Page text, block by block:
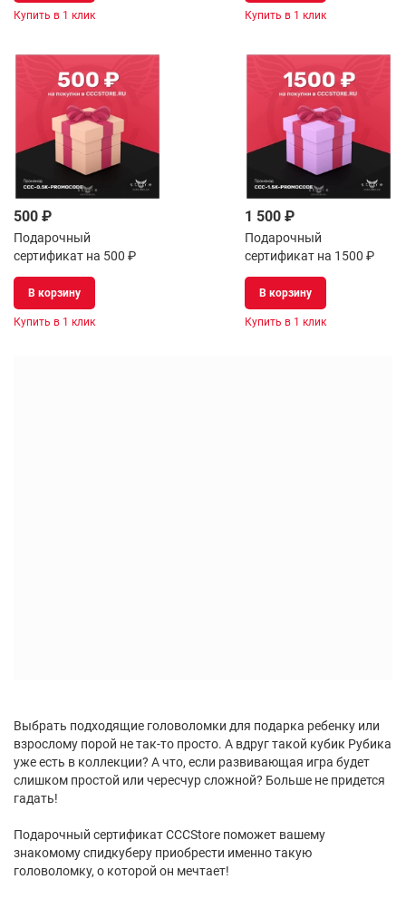
Купить в 1 клик Купить в 1 клик
500 ₽
Подарочный
сертификат на 500 ₽
В корзину
Купить в 1 клик
1 500 ₽
Подарочный
сертификат на 1500 ₽
В корзину
Купить в 1 клик
Выбрать подходящие головоломки для подарка ребенку или
взрослому порой не так-то просто. А вдруг такой кубик Рубика
уже есть в коллекции? А что, если развивающая игра будет
слишком простой или чересчур сложной? Больше не придется
гадать!
Подарочный сертификат CCCStore поможет вашему
знакомому спидкуберу приобрести именно такую
головоломку, о которой он мечтает!